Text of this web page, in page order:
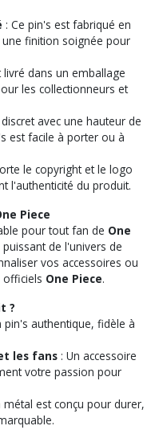
: Ce pin's est fabriqué en
finition soignée pour
livré dans un emballage
les collectionneurs et
avec une hauteur de
est facile à porter ou à
le copyright et le logo
l'authenticité du produit.
Piece
pour tout fan de One
de l'univers de
vos accessoires ou
One Piece.
?
pin's authentique, fidèle à
les fans : Un accessoire
votre passion pour
métal est conçu pour durer,